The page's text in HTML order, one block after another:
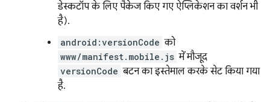
डेस्कटॉप के लिए पैकेज किए गए ऐप्लिकेशन का वर्शन भी
है).
android:versionCode को
www/manifest.mobile.js में मौजूद
versionCode बटन का इस्तेमाल करके सेट किया गया
है.